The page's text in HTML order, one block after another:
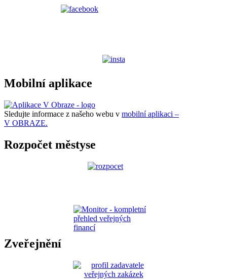
Mobilní aplikace
Sledujte informace z našeho webu v mobilní aplikaci –
V OBRAZE.
Rozpočet městyse
Zveřejnění